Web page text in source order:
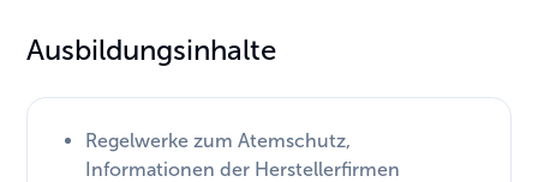
Ausbildungsinhalte
Regelwerke zum Atemschutz,
Informationen der Herstellerfirmen